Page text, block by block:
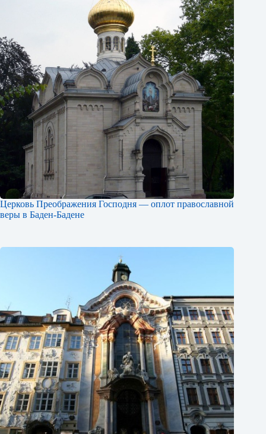
Церковь Преображения Господня — оплот православной
веры в Баден-Бадене